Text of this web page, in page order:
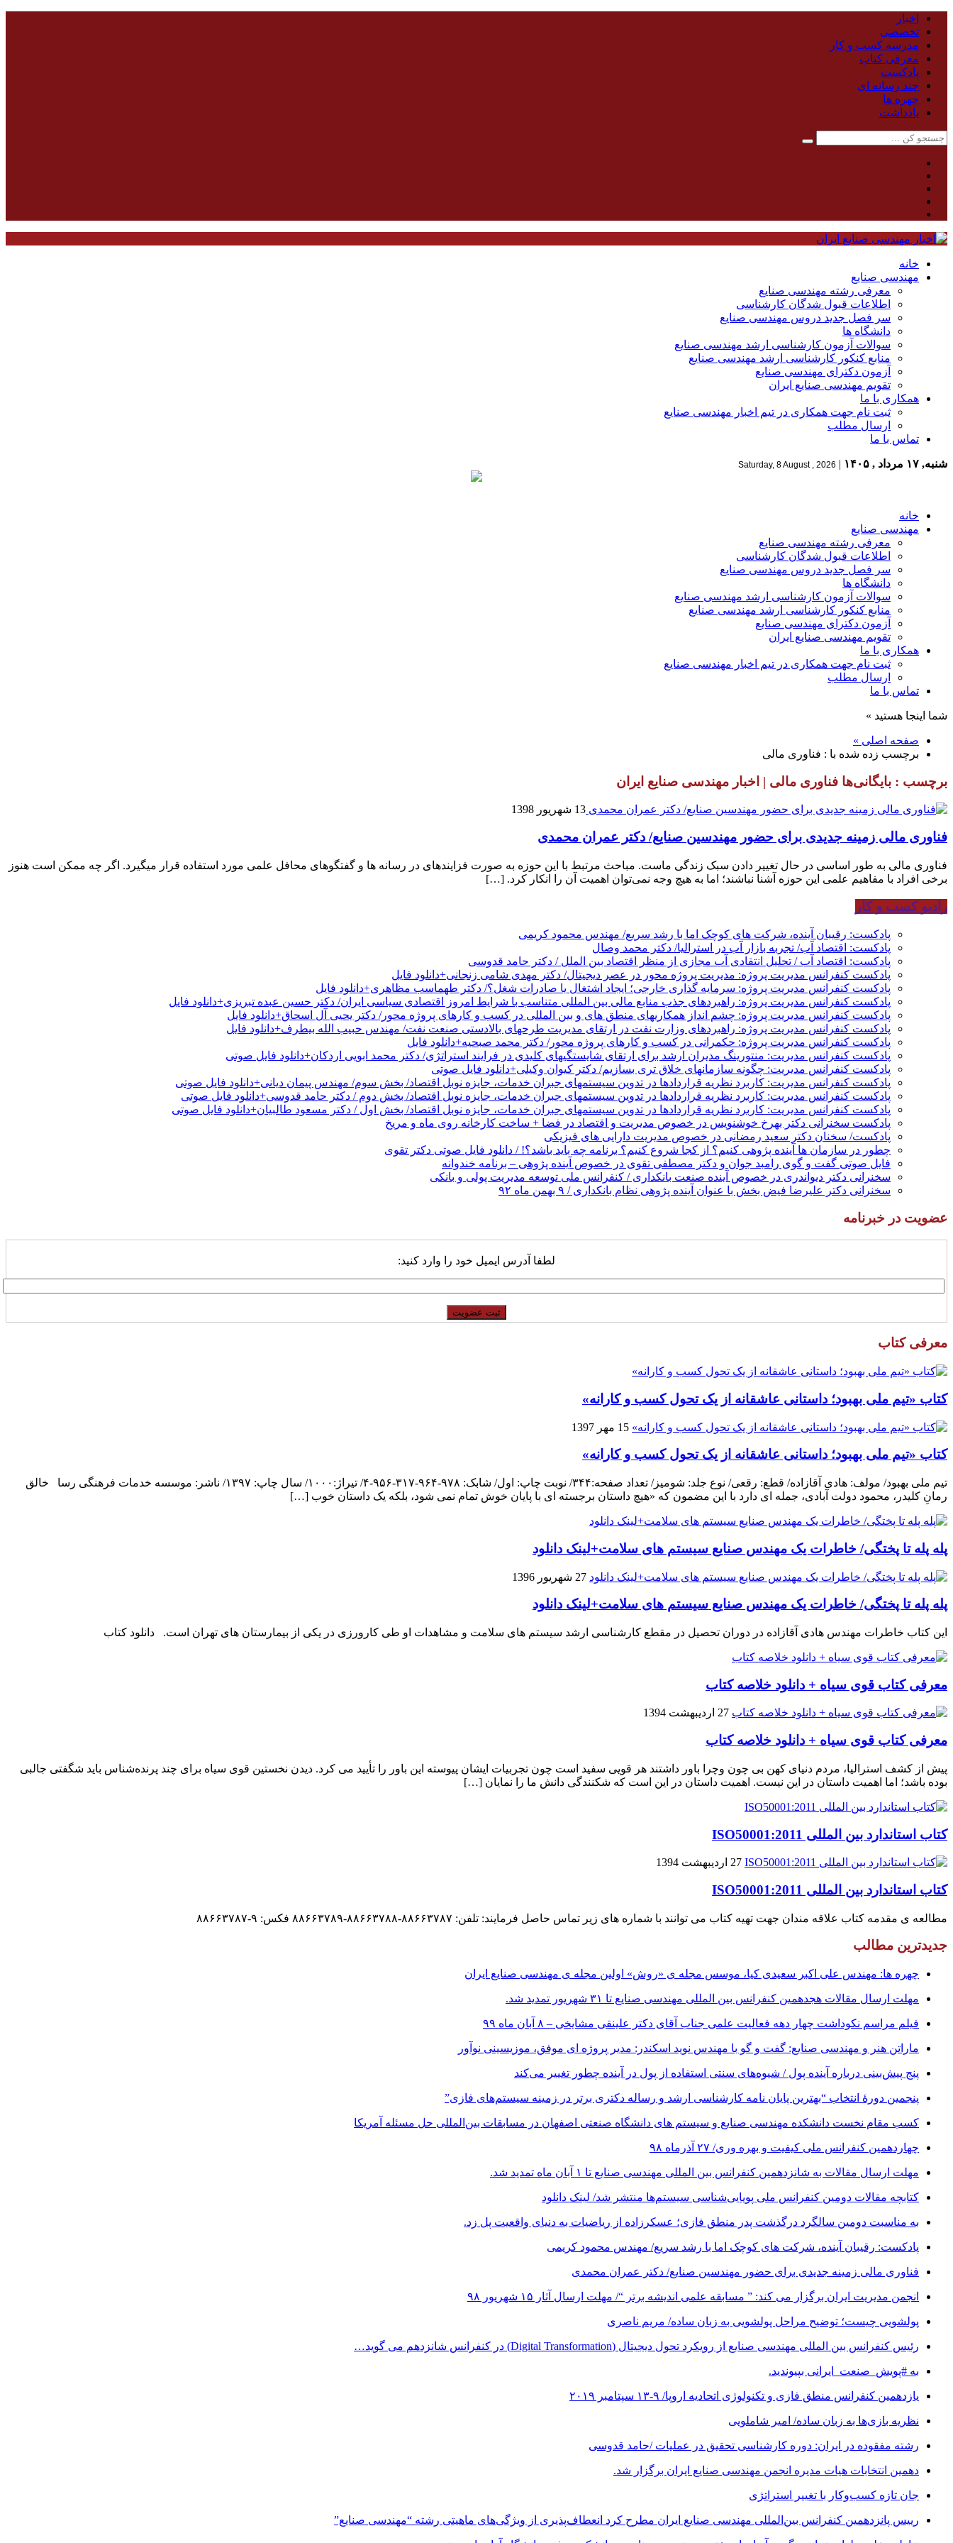
اخبار
تخصصی
مدرسه کسب و کار
معرفی کتاب
پادکست
چند رسانه ای
چهره ها
یادداشت
خانه
مهندسی صنایع
معرفی رشته مهندسی صنایع
اطلاعات قبول شدگان کارشناسی
سر فصل جدید دروس مهندسی صنایع
دانشگاه ها
سوالات آزمون کارشناسی ارشد مهندسی صنایع
منابع کنکور کارشناسی ارشد مهندسی صنایع
آزمون دکترای مهندسی صنایع
تقویم مهندسی صنایع ایران
همکاری با ما
ثبت نام جهت همکاری در تیم اخبار مهندسی صنایع
ارسال مطلب
تماس با ما
شنبه, ۱۷ مرداد , ۱۴۰۵ |
Saturday, 8 August , 2026
خانه
مهندسی صنایع
معرفی رشته مهندسی صنایع
اطلاعات قبول شدگان کارشناسی
سر فصل جدید دروس مهندسی صنایع
دانشگاه ها
سوالات آزمون کارشناسی ارشد مهندسی صنایع
منابع کنکور کارشناسی ارشد مهندسی صنایع
آزمون دکترای مهندسی صنایع
تقویم مهندسی صنایع ایران
همکاری با ما
ثبت نام جهت همکاری در تیم اخبار مهندسی صنایع
ارسال مطلب
تماس با ما
شما اینجا هستید »
صفحه اصلی »
برچسب زده شده با : فناوری مالی
برچسب : بایگانی‌ها فناوری مالی | اخبار مهندسی صنایع ایران
13 شهریور 1398
فناوری مالی زمینه جدیدی برای حضور مهندسین صنایع/ دکتر عمران محمدی
فناوری مالی به طور اساسی در حال تغییر دادن سبک زندگی ماست. مباحث مرتبط با این حوزه به صورت فزاینده­ای در رسانه­ ها و گفتگوهای محافل علمی مورد استفاده قرار می­گیرد. اگر چه ممکن است هنوز
برخی افراد با مفاهیم علمی این حوزه آشنا نباشند؛ اما به هیچ وجه نمی‌توان اهمیت آن را انکار کرد. […]
رادیو کسب و کار
پادکست: رقیبان آینده، شرکت های کوچک اما با رشد سریع/ مهندس محمود کریمی
پادکست: اقتصاد آب/ تجربه بازار آب در استرالیا/ دکتر محمد وصال
پادکست: اقتصاد آب / تحلیل انتقادی آب مجازی از منظر اقتصاد بین الملل / دکتر حامد قدوسی
پادکست کنفرانس مدیریت پروژه: مدیریت پروژه محور در عصر دیجیتال/ دکتر مهدی شامی زنجانی+دانلود فایل
پادکست کنفرانس مدیریت پروژه: سرمایه گذاری خارجی؛ ایجاد اشتغال یا صادرات شغل؟/ دکتر طهماسب مظاهری+دانلود فایل
پادکست کنفرانس مدیریت پروژه: راهبردهای جذب منابع مالی بین المللی متناسب با شرایط امروز اقتصادی سیاسی ایران/ دکتر حسین عبده تبریزی+دانلود فایل
پادکست کنفرانس مدیریت پروژه: چشم انداز همکاریهای منطق های و بین المللی در کسب و کارهای پروژه محور/ دکتر یحیی آل اسحاق+دانلود فایل
پادکست کنفرانس مدیریت پروژه: راهبردهای وزارت نفت در ارتقای مدیریت طرحهای بالادستی صنعت نفت/ مهندس حبیب الله بیطرف+دانلود فایل
پادکست کنفرانس مدیریت پروژه: حکمرانی در کسب و کارهای پروژه محور/ دکتر محمد صبحیه+دانلود فایل
پادکست کنفرانس مدیریت: منتورینگ مدیران ارشد برای ارتقای شایستگیهای کلیدی در فرایند استراتژی/ دکتر محمد ابویی اردکان+دانلود فایل صوتی
پادکست کنفرانس مدیریت: چگونه سازمانهای خلاق تری بسازیم/ دکتر کیوان وکیلی+دانلود فایل صوتی
پادکست کنفرانس مدیریت: کاربرد نظریه قراردادها در تدوین سیستمهای جبران خدمات، جایزه نوبل اقتصاد/ بخش سوم/ مهندس پیمان دیانی+دانلود فایل صوتی
پادکست کنفرانس مدیریت: کاربرد نظریه قراردادها در تدوین سیستمهای جبران خدمات، جایزه نوبل اقتصاد/ بخش دوم / دکتر حامد قدوسی+دانلود فایل صوتی
پادکست کنفرانس مدیریت: کاربرد نظریه قراردادها در تدوین سیستمهای جبران خدمات، جایزه نوبل اقتصاد/ بخش اول / دکتر مسعود طالبیان+دانلود فایل صوتی
پادکست سخنرانی دکتر بهرخ خوشنویس در خصوص مدیریت و اقتصاد در فضا + ساخت کارخانه روی ماه و مریخ
پادکست/ سخنان دکتر سعید رمضانی در خصوص مدیریت دارایی های فیزیکی
چطور در سازمان ها آینده پژوهی کنیم؟ از کجا شروع کنیم؟ برنامه چه باید باشد؟! / دانلود فایل صوتی دکتر تقوی
فایل صوتی گفت و گوی رامبد جوان و دکتر مصطفی تقوی در خصوص آینده پژوهی – برنامه خندوانه
سخنرانی دکتر دیواندری در خصوص آینده صنعت بانکداری / کنفرانس ملی توسعه مدیریت پولی و بانکی
سخنرانی دکتر علیرضا فیض بخش با عنوان آینده پژوهی نظام بانکداری / ۹ بهمن ماه ۹۲
عضویت در خبرنامه
لطفا آدرس ایمیل خود را وارد کنید:
معرفی کتاب
کتاب «تیم ملی بهبود؛ داستانی عاشقانه از یک تحول کسب و کارانه»
15 مهر 1397
کتاب «تیم ملی بهبود؛ داستانی عاشقانه از یک تحول کسب و کارانه»
تیم ملی بهبود/ مولف: هادی آقازاده/ قطع: رقعی/ نوع جلد: شومیز/ تعداد صفحه:۳۴۴/ نوبت چاپ: اول/ شابک: ۹۷۸-۹۶۴-۳۱۷-۹۵۶-۴/ تیراژ:۱۰۰۰/ سال چاپ: ۱۳۹۷/ ناشر: موسسه خدمات فرهنگی رسا خالق
رمانِ کلیدر، محمود دولت آبادی، جمله ای دارد با این مضمون که «هیچ داستان برجسته ای با پایان خوش تمام نمی شود، بلکه یک داستان خوب […]
پله پله تا پختگی/ خاطرات یک مهندس صنایع سیستم های سلامت+لینک دانلود
27 شهریور 1396
پله پله تا پختگی/ خاطرات یک مهندس صنایع سیستم های سلامت+لینک دانلود
این کتاب خاطرات مهندس هادی آقازاده در دوران تحصیل در مقطع کارشناسی ارشد سیستم های سلامت و مشاهدات او طی کارورزی در یکی از بیمارستان های تهران است. دانلود کتاب
معرفی کتاب قوی سیاه + دانلود خلاصه کتاب
27 اردیبهشت 1394
معرفی کتاب قوی سیاه + دانلود خلاصه کتاب
پیش از کشف استرالیا، مردم دنیاى کهن بی چون وچرا باور داشتند هر قویى سفید است چون تجربیات ایشان پیوسته این باور را تأیید می کرد. دیدن نخستین قوى سیاه براى چند پرنده‌شناس باید شگفتى جالبى
بوده باشد؛ اما اهمیت داستان در این نیست. اهمیت داستان در این است که شکنندگى دانش ما را نمایان […]
کتاب استاندارد بین المللی ISO50001:2011
27 اردیبهشت 1394
کتاب استاندارد بین المللی ISO50001:2011
مطالعه ی مقدمه کتاب علاقه مندان جهت تهیه کتاب می توانند با شماره های زیر تماس حاصل فرمایند: تلفن: ۸۸۶۶۳۷۸۷-۸۸۶۶۳۷۸۸-۸۸۶۶۳۷۸۹ فکس: ۹-۸۸۶۶۳۷۸۷
جدیدترین مطالب
چهره ها: مهندس علی اکبر سعیدی کیا، موسس مجله ی «روش» اولین مجله ی مهندسی صنایع ایران
مهلت ارسال مقالات هجدهمین کنفرانس بین المللی مهندسی صنایع تا ۳۱ شهریور تمدید شد.
فیلم مراسم نکوداشت چهار دهه فعالیت علمی جناب آقای دکتر علینقی مشایخی – ۸ آبان ماه ۹۹
ماراتن هنر و مهندسی صنایع: گفت و گو با مهندس نوید اسکندر: مدیر پروژه ای موفق، موزیسینی نوآور
پنج پیش‌بینی درباره آینده پول / شیوه‌های سنتی استفاده از پول در آینده چطور تغییر می‌کند
پنجمین دورۀ انتخاب “بهترین پایان ­نامه کارشناسی­ ارشد و رساله دکتری برتر در زمینه سیستم‌های فازی”
کسب مقام نخست دانشکده مهندسی صنایع و سیستم های دانشگاه صنعتی اصفهان در مسابقات بین‌المللی حل مسئله آمریکا
چهاردهمین کنفرانس ملی کیفیت و بهره وری/ ۲۷ آذرماه ۹۸
مهلت ارسال مقالات به شانزدهمین کنفرانس بین المللی مهندسی صنایع تا ۱ آبان ماه تمدید شد.
کتابچه مقالات دومین کنفرانس ملی پویایی‌شناسی سیستم‌ها منتشر شد/ لینک دانلود
به مناسبت دومین سالگرد درگذشت پدر منطق فازی؛ عسکرزاده از ریاضیات به دنیای واقعیت پل زد.
پادکست: رقیبان آینده، شرکت های کوچک اما با رشد سریع/ مهندس محمود کریمی
فناوری مالی زمینه جدیدی برای حضور مهندسین صنایع/ دکتر عمران محمدی
انجمن مدیریت ایران برگزار می کند: ” مسابقه علمی اندیشه برتر “/ مهلت ارسال آثار ۱۵ شهریور ۹۸
پولشویی چیست؛ توضیح مراحل پولشویی به زبان ساده/ مریم ناصری
رئیس کنفرانس بین المللی مهندسی صنایع از رویکرد تحول دیجیتال (Digital Transformation) در کنفرانس شانزدهم می گوید…
به #پویش_صنعت_ایرانی بپیوندید.
یازدهمین کنفرانس منطق فازی و تکنولوژی اتحادیه اروپا/ ۹-۱۳ سپتامبر ۲۰۱۹
نظریه بازی‌ها به زبان ساده/ امیر شاملویی
رشته مفقوده در ایران: دوره کارشناسی تحقیق در عملیات /حامد قدوسی
دهمین انتخابات هیات مدیره انجمن مهندسی صنایع ایران برگزار شد.
جان تازه کسب‌وکار با تغییر استراتژی
رییس پانزدهمین کنفرانس بین‌المللی مهندسی صنایع ایران مطرح کرد انعطاف‌پذیری از ویژگی‌های ماهیتی رشته “مهندسی صنایع”